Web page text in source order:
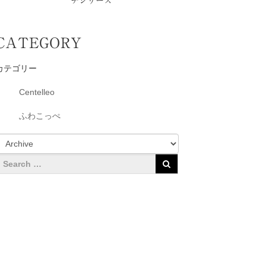
テゴリー
Centelleo
ふわこっぺ